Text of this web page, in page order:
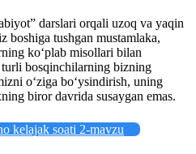
darslari orqali uzoq va yaqin
boshiga tushgan mustamlaka,
koʻplab misollari bilan
bosqinchilarning bizning
oʻziga boʻysindirish, uning
biror davrida susaygan emas.
kelajak soati 2-mavzu